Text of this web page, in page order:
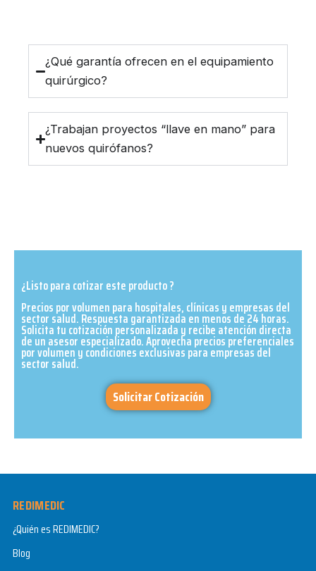
¿Qué garantía ofrecen en el equipamiento
quirúrgico?
¿Trabajan proyectos “llave en mano” para
nuevos quirófanos?
¿Listo para cotizar este producto ?
Precios por volumen para hospitales, clínicas y empresas del
sector salud. Respuesta garantizada en menos de 24 horas.
Solicita tu cotización personalizada y recibe atención directa
de un asesor especializado. Aprovecha precios preferenciales
por volumen y condiciones exclusivas para empresas del
sector salud.​
Solicitar Cotización
REDIMEDIC
¿Quién es REDIMEDIC?
Blog